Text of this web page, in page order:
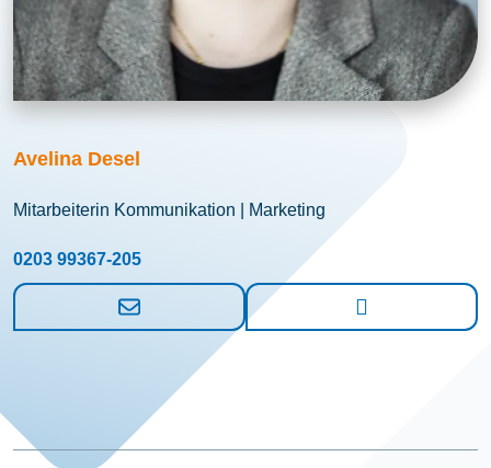
Avelina Desel
Mitarbeiterin Kommunikation | Marketing
0203 99367-205